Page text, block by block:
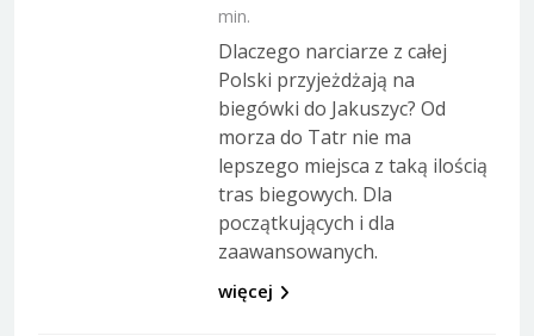
min.
Dlaczego narciarze z całej
Polski przyjeżdżają na
biegówki do Jakuszyc? Od
morza do Tatr nie ma
lepszego miejsca z taką ilością
tras biegowych. Dla
początkujących i dla
zaawansowanych.
więcej